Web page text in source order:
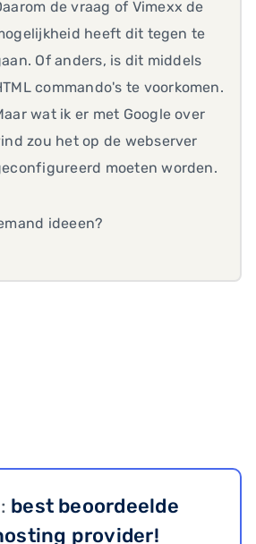
de vraag of Vimexx de
heeft dit tegen te
Of anders, is dit middels
commando's te voorkomen.
wat ik er met Google over
zou het op de webserver
moeten worden.
ideeen?
best beoordeelde
provider!